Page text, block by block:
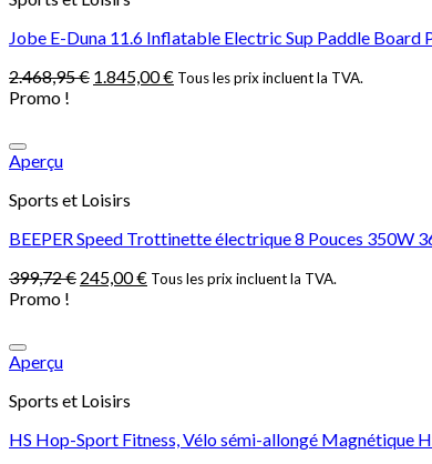
Jobe E-Duna 11.6 Inflatable Electric Sup Paddle Board
2.468,95€ 1.845,00€ Tous les prix incluent la TVA.
Promo !
Aperçu
Sports et Loisirs
BEEPER Speed Trottinette électrique 8 Pouces 350W
399,72€ 245,00€ Tous les prix incluent la TVA.
Promo !
Aperçu
Sports et Loisirs
HS Hop-Sport Fitness, Vélo sémi-allongé Magnétique